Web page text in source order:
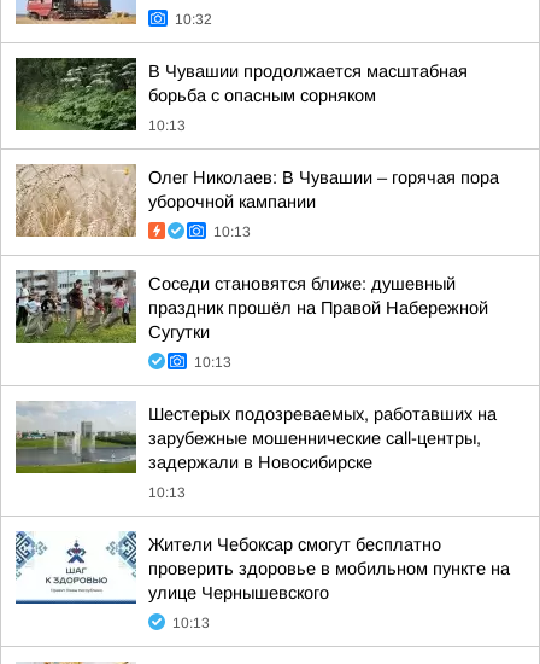
10:32
В Чувашии продолжается масштабная
борьба с опасным сорняком
10:13
Олег Николаев: В Чувашии – горячая пора
уборочной кампании
10:13
Соседи становятся ближе: душевный
праздник прошёл на Правой Набережной
Сугутки
10:13
Шестерых подозреваемых, работавших на
зарубежные мошеннические call-центры,
задержали в Новосибирске
10:13
Жители Чебоксар смогут бесплатно
проверить здоровье в мобильном пункте на
улице Чернышевского
10:13